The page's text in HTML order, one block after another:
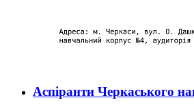
Аспіранти Черкаського